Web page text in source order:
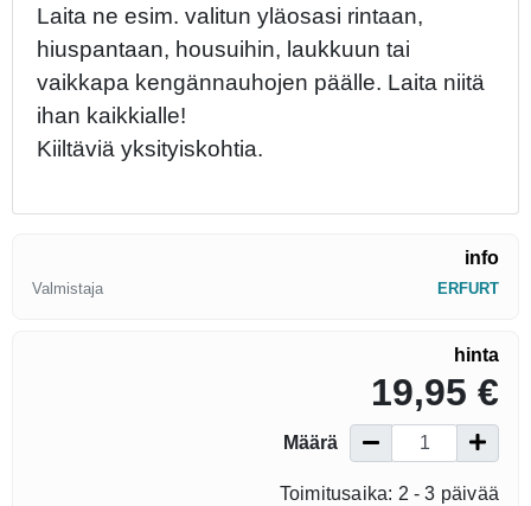
Laita ne esim. valitun yläosasi rintaan,
hiuspantaan, housuihin, laukkuun tai
vaikkapa kengännauhojen päälle. Laita niitä
ihan kaikkialle!
Kiiltäviä yksityiskohtia.
info
Valmistaja ERFURT
hinta
19,95 €
Määrä
Toimitusaika: 2 - 3 päivää